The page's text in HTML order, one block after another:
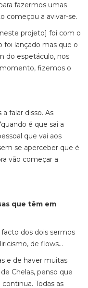
fazermos umas
começou a avivar-se.
projeto] foi com o
foi lançado mas que o
do espetáculo, nos
fizemos o
falar disso. As
é que sai a
que vai aos
se aperceber que é
vão começar a
que têm em
dos dois sermos
de flows…
e de haver muitas
Chelas, penso que
Todas as